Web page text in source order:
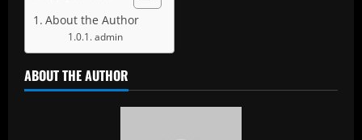
About the Author
admin
ABOUT THE AUTHOR